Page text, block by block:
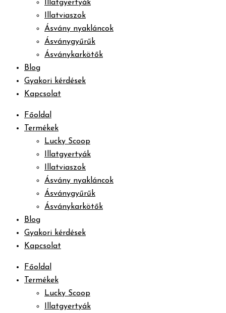
Illatgyertyák
Illatviaszok
Ásvány nyakláncok
Ásványgyűrűk
Ásványkarkötők
Blog
Gyakori kérdések
Kapcsolat
Főoldal
Termékek
Lucky Scoop
Illatgyertyák
Illatviaszok
Ásvány nyakláncok
Ásványgyűrűk
Ásványkarkötők
Blog
Gyakori kérdések
Kapcsolat
Főoldal
Termékek
Lucky Scoop
Illatgyertyák